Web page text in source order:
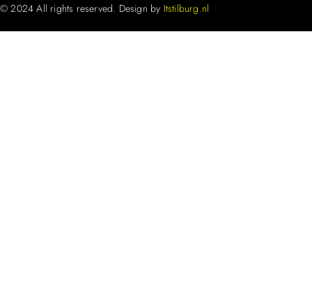
© 2024 All rights reserved. Design by Itstilburg.nl